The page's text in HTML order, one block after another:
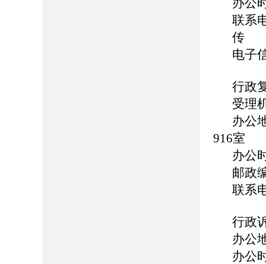
办公
联系
传
电子
行政
受理
办公
916室
办公
邮政
联系
行政
办公
办公